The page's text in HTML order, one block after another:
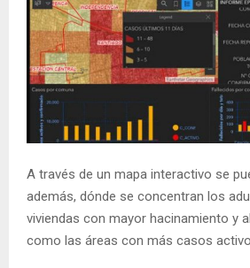
M
N
U
A través de un mapa interactivo se
además, dónde se concentran los
viviendas con mayor hacinamiento y
como las áreas con más casos